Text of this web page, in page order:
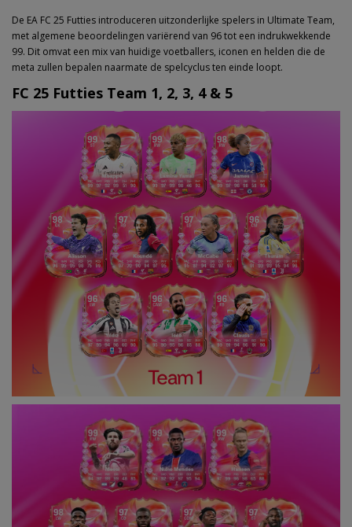
De EA FC 25 Futties introduceren uitzonderlijke spelers in Ultimate Team,
met algemene beoordelingen variërend van 96 tot een indrukwekkende
99. Dit omvat een mix van huidige voetballers, iconen en helden die de
meta zullen bepalen naarmate de spelcyclus ten einde loopt.
FC 25 Futties Team 1, 2, 3, 4 & 5